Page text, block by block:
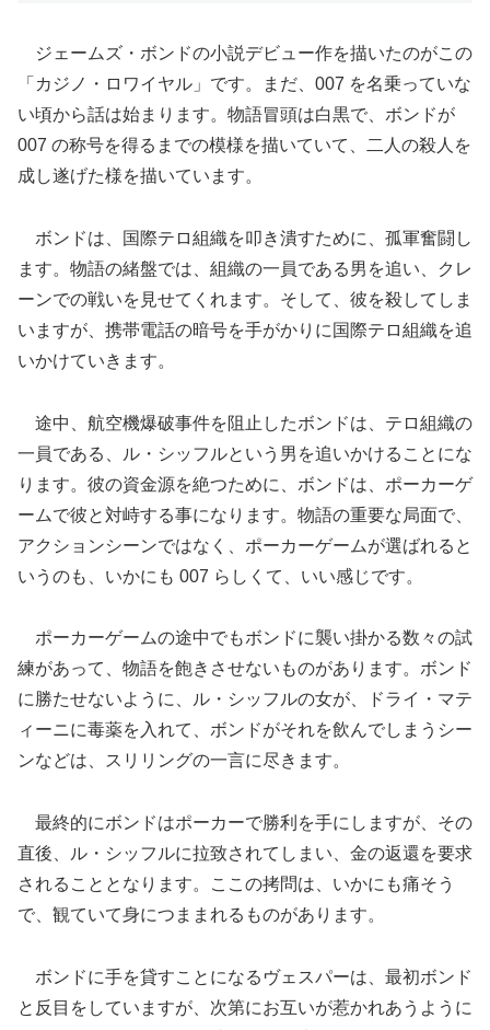
ジェームズ・ボンドの小説デビュー作を描いたのがこの
「カジノ・ロワイヤル」です。まだ、007 を名乗っていな
い頃から話は始まります。物語冒頭は白黒で、ボンドが
007 の称号を得るまでの模様を描いていて、二人の殺人を
成し遂げた様を描いています。
ボンドは、国際テロ組織を叩き潰すために、孤軍奮闘し
ます。物語の緒盤では、組織の一員である男を追い、クレ
ーンでの戦いを見せてくれます。そして、彼を殺してしま
いますが、携帯電話の暗号を手がかりに国際テロ組織を追
いかけていきます。
途中、航空機爆破事件を阻止したボンドは、テロ組織の
一員である、ル・シッフルという男を追いかけることにな
ります。彼の資金源を絶つために、ボンドは、ポーカーゲ
ームで彼と対峙する事になります。物語の重要な局面で、
アクションシーンではなく、ポーカーゲームが選ばれると
いうのも、いかにも 007 らしくて、いい感じです。
ポーカーゲームの途中でもボンドに襲い掛かる数々の試
練があって、物語を飽きさせないものがあります。ボンド
に勝たせないように、ル・シッフルの女が、ドライ・マテ
ィーニに毒薬を入れて、ボンドがそれを飲んでしまうシー
ンなどは、スリリングの一言に尽きます。
最終的にボンドはポーカーで勝利を手にしますが、その
直後、ル・シッフルに拉致されてしまい、金の返還を要求
されることとなります。ここの拷問は、いかにも痛そう
で、観ていて身につままれるものがあります。
ボンドに手を貸すことになるヴェスパーは、最初ボンド
と反目をしていますが、次第にお互いが惹かれあうように